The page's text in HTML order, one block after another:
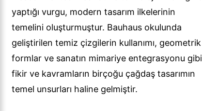
yaptığı vurgu, modern tasarım ilkelerinin
temelini oluşturmuştur. Bauhaus okulunda
geliştirilen temiz çizgilerin kullanımı, geometrik
formlar ve sanatın mimariye entegrasyonu gibi
fikir ve kavramların birçoğu çağdaş tasarımın
temel unsurları haline gelmiştir.